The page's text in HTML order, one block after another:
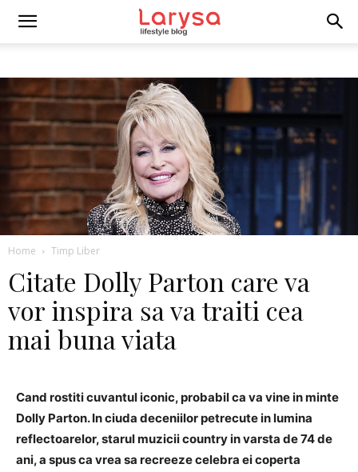
Home Timp Liber
Citate Dolly Parton care va
vor inspira sa va traiti cea
mai buna viata
Cand rostiti cuvantul iconic, probabil ca va vine in minte
Dolly Parton. In ciuda deceniilor petrecute in lumina
reflectoarelor, starul muzicii country in varsta de 74 de
ani, a spus ca vrea sa recreeze celebra ei coperta